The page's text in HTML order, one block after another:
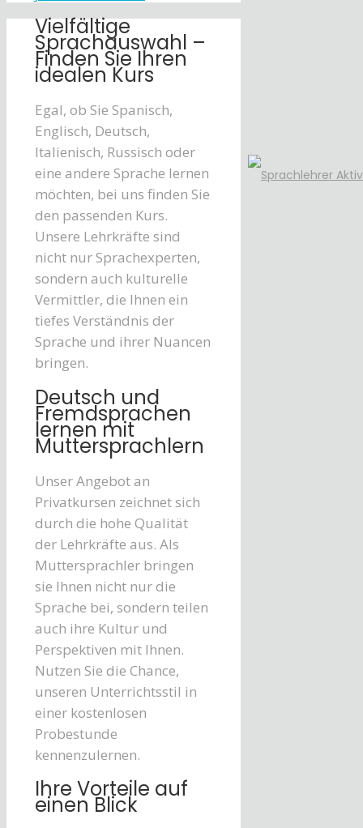
Vielfältige
Sprachauswahl –
Finden Sie Ihren
idealen Kurs
Egal, ob Sie Spanisch,
Englisch, Deutsch,
Italienisch, Russisch oder
eine andere Sprache lernen
möchten, bei uns finden Sie
den passenden Kurs.
Unsere Lehrkräfte sind
nicht nur Sprachexperten,
sondern auch kulturelle
Vermittler, die Ihnen ein
tiefes Verständnis der
Sprache und ihrer Nuancen
bringen.
Deutsch und
Fremdsprachen
lernen mit
Muttersprachlern
Unser Angebot an
Privatkursen zeichnet sich
durch die hohe Qualität
der Lehrkräfte aus. Als
Muttersprachler bringen
sie Ihnen nicht nur die
Sprache bei, sondern teilen
auch ihre Kultur und
Perspektiven mit Ihnen.
Nutzen Sie die Chance,
unseren Unterrichtsstil in
einer kostenlosen
Probestunde
kennenzulernen.
Ihre Vorteile auf
einen Blick